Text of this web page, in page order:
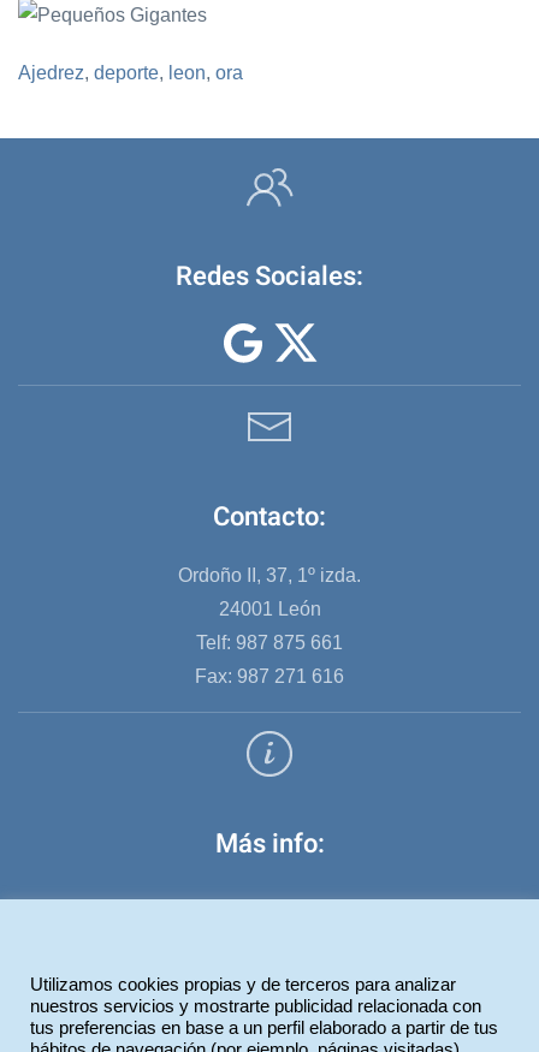
Ajedrez, deporte, leon, ora
Redes Sociales:
Contacto:
Ordoño II, 37, 1º izda.
24001 León
Telf: 987 875 661
Fax: 987 271 616
Más info:
Política de cookies
Utilizamos cookies propias y de terceros para analizar
nuestros servicios y mostrarte publicidad relacionada con
tus preferencias en base a un perfil elaborado a partir de tus